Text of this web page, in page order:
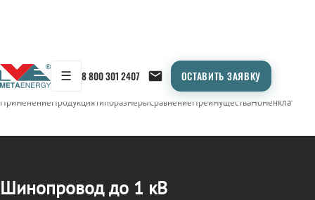
☰ 8 800 301 2407 ОСТАВИТЬ ЗАЯВКУ
← Продукция/ШИНОПРОВОД
ПрименениеПродукцияТипоразмерыСравнениеПреимуществаНоменклатура
Шинопровод до 1 кВ